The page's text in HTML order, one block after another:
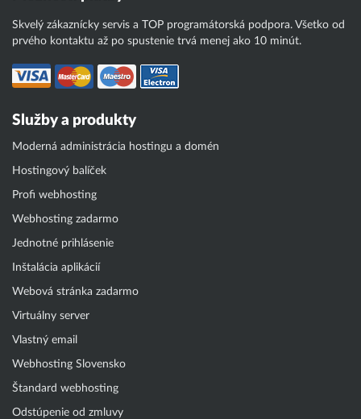
Skvelý zákaznícky servis a TOP programátorská podpora. Všetko od
prvého kontaktu až po spustenie trvá menej ako 10 minút.
Služby a produkty
Moderná administrácia hostingu a domén
Hostingový balíček
Profi webhosting
Webhosting zadarmo
Jednotné prihlásenie
Inštalácia aplikácií
Webová stránka zadarmo
Virtuálny server
Vlastný email
Webhosting Slovensko
Štandard webhosting
Odstúpenie od zmluvy